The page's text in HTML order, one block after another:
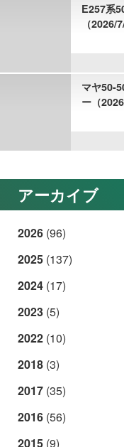
E257系
（2026/
マヤ50-
ー（
アーカイブ
2026 (96)
2025 (137)
2024 (17)
2023 (5)
2022 (10)
2018 (3)
2017 (35)
2016 (56)
2015 (9)